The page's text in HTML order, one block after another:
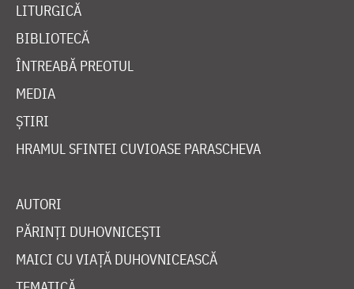
LITURGICĂ
BIBLIOTECĂ
ÎNTREABĂ PREOTUL
MEDIA
ȘTIRI
HRAMUL SFINTEI CUVIOASE PARASCHEVA
AUTORI
PĂRINȚI DUHOVNICEȘTI
MAICI CU VIAȚĂ DUHOVNICEASCĂ